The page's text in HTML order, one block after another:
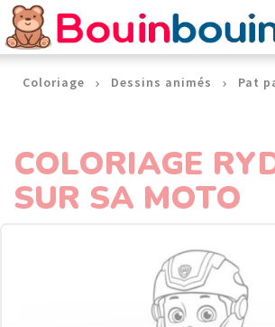
Coloriage Dessins animés Pat
COLORIAGE
SUR SA MOTO
Panneau de gestion des cookies